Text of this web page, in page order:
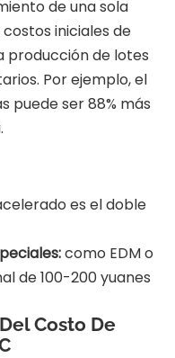
de una sola
iniciales de
producción de lotes
Por ejemplo, el
puede ser 88% más
es el doble
como EDM o
de 100-200 yuanes
Costo De